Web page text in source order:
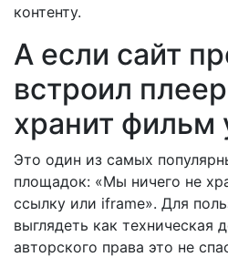
контенту.
А если сайт
встроил
хранит фильм
Это один из самых
площадок: «Мы ничего не
ссылку или iframe». Для
выглядеть как техническая
авторского права это не